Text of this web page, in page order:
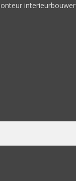
interieurbouwer